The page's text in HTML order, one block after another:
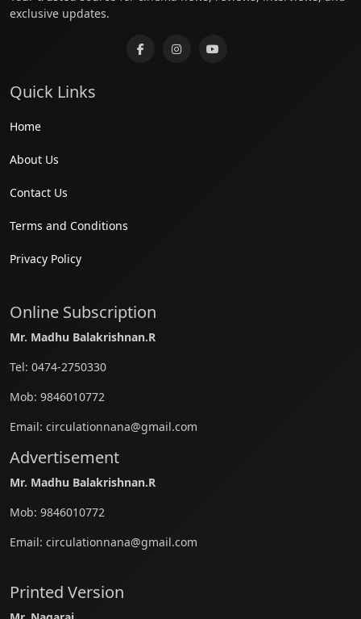
exclusive updates.
Quick Links
Home
About Us
Contact Us
Terms and Conditions
Privacy Policy
Online Subscription
Mr. Madhu Balakrishnan.R
Tel: 0474-2750330
Mob: 9846010772
Email: circulationnana@gmail.com
Advertisement
Mr. Madhu Balakrishnan.R
Mob: 9846010772
Email: circulationnana@gmail.com
Printed Version